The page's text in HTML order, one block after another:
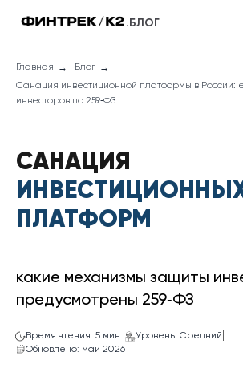
.БЛОГ
Главная → Блог →
Санация инвестиционной платформы в России:
инвесторов по 259‑ФЗ
САНАЦИЯ
ПЛАТФОРМ
какие механизмы защиты
предусмотрены 259‑ФЗ
Время чтения: 5 мин. Уровень: Средний
Обновлено: май 2026